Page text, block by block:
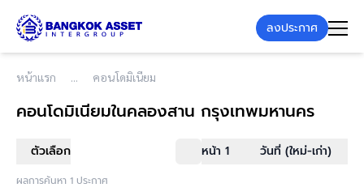
ลงประกาศ
หน้าแรก คอนโดมิเนียม
คอนโดมิเนียมในคลองสาน กรุงเทพมหานคร
ตัวเลือก หน้า 1 วันที่ (ใหม่-เก่า)
ผลการค้นหา 1 ประกาศ